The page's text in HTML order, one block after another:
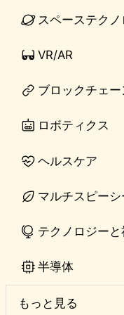
スペーステク
VR/AR
ブロックチェー
ロボティクス
ヘルスケア
マルチスピー
テクノロジーと
半導体
もっと見る